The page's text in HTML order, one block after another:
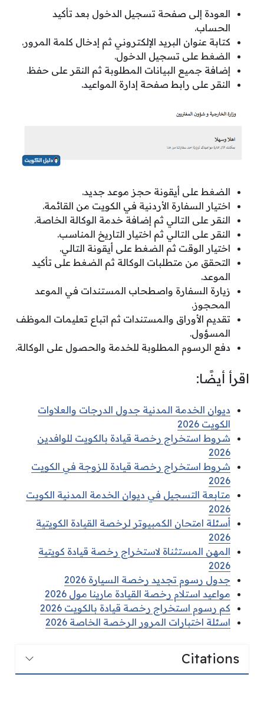
العودة إلى صفحة تسجيل الدخول بعد تأكيد
الحساب.
كتابة عنوان البريد الإلكتروني ثم إدخال كلمة المرور.
الضغط على تسجيل الدخول.
إضافة جميع البيانات المطلوبة ثم النقر على حفظ.
النقر على رابط صفحة إدارة المواعيد.
الضغط على أيقونة حجز موعد جديد.
اختيار السفارة الأردنية في الكويت من القائمة.
النقر على التالي ثم إضافة خدمة الوكالة الخاصة.
النقر على التالي ثم اختيار التاريخ المناسب.
اختيار الوقت ثم الضغط على أيقونة التالي.
التحقق من متطلبات الوكالة ثم الضغط على تأكيد
الموعد.
زيارة السفارة واصطحاب المستندات في الموعد
المحجوز.
تقديم الأوراق والمستندات ثم اتباع تعليمات الموظف
المسؤول.
دفع الرسوم المطلوبة للخدمة والحصول على الوكالة.
اقرأ أيضًا:
ديوان الخدمة المدنية جدول الدرجات والعلاوات
الكويت 2026
شروط استخراج رخصة قيادة بالكويت للوافدين
2026
شروط استخراج رخصة قيادة للزوجة في الكويت
2026
متابعة التسجيل في ديوان الخدمة المدنية الكويت
2026
أسئلة امتحان الكمبيوتر لرخصة القيادة الكويتية
2026
المهن المستثناة لاستخراج رخصة قيادة كويتية
2026
جدول رسوم تجديد رخصة السيارة 2026
مواعيد استلام رخصة القيادة مارينا مول 2026
كم رسوم استخراج رخصة قيادة بالكويت 2026
اسئلة اختبارات المرور الرخصة الخاصة 2026
Citations